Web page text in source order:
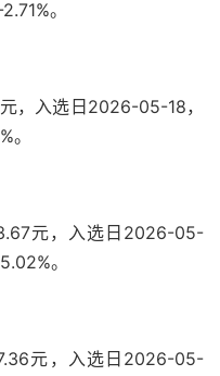
。
，入选日2026-05-18，
。
元，入选日2026-05-
。
元，入选日2026-05-